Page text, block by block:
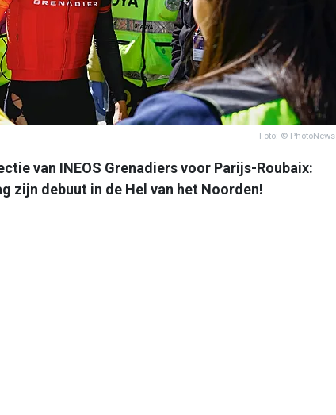
Foto: © PhotoNews
van INEOS Grenadiers voor Parijs-Roubaix:
zijn debuut in de Hel van het Noorden!